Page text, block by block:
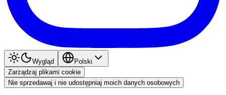
Wygląd
Polski
Zarządzaj plikami cookie
Nie sprzedawaj i nie udostępniaj moich danych osobowych